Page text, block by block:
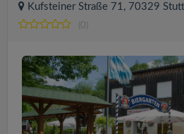
Kufsteiner Straße 71, 70329
(0)